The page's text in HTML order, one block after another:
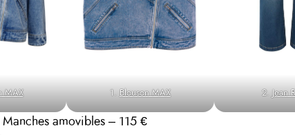
MAX 1. Blouson MAX 2. Jean
amovibles – 115 €